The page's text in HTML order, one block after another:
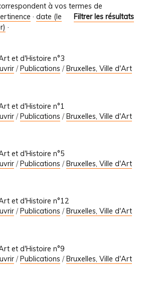
à vos termes de
Filtrer les résultats
· date (le
·
et d'Histoire n°3
/Publications /Bruxelles, Ville d'Art
et d'Histoire n°1
/Publications /Bruxelles, Ville d'Art
et d'Histoire n°5
/Publications /Bruxelles, Ville d'Art
et d'Histoire n°12
/ Publications / Bruxelles, Ville d'Art
et d'Histoire n°9
/Publications /Bruxelles, Ville d'Art